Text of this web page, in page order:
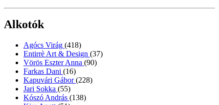
Alkotók
Agócs Virág (418)
Entirrè Art & Design (37)
Vörös Eszter Anna (90)
Farkas Dani (16)
Kapuvári Gábor(228)
Jari Sokka (55)
Kószó András (138)